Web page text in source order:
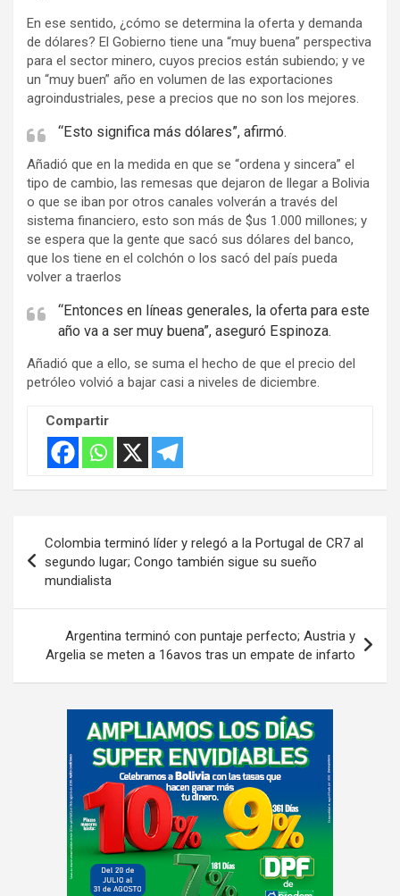
En ese sentido, ¿cómo se determina la oferta y demanda
de dólares? El Gobierno tiene una “muy buena” perspectiva
para el sector minero, cuyos precios están subiendo; y ve
un “muy buen” año en volumen de las exportaciones
agroindustriales, pese a precios que no son los mejores.
“Esto significa más dólares”, afirmó.
Añadió que en la medida en que se “ordena y sincera” el
tipo de cambio, las remesas que dejaron de llegar a Bolivia
o que se iban por otros canales volverán a través del
sistema financiero, esto son más de $us 1.000 millones; y
se espera que la gente que sacó sus dólares del banco,
que los tiene en el colchón o los sacó del país pueda
volver a traerlos
“Entonces en líneas generales, la oferta para este
año va a ser muy buena”, aseguró Espinoza.
Añadió que a ello, se suma el hecho de que el precio del
petróleo volvió a bajar casi a niveles de diciembre.
Compartir
de
entradas
Colombia terminó líder y relegó a la Portugal de CR7 al
segundo lugar; Congo también sigue su sueño
mundialista
Argentina terminó con puntaje perfecto; Austria y
Argelia se meten a 16avos tras un empate de infarto